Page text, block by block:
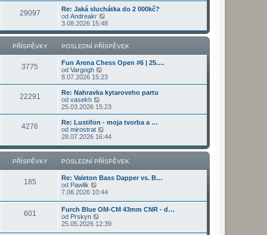
e
k
í
p
ř
í
s
ě
v
e
k
e
n
í
ř
í
s
ě
v
e
k
p
o
s
l
d
n
í
p
ř
í
s
p
ě
v
e
k
r
a
z
t
p
o
s
l
d
n
í
ř
í
s
p
ě
e
k
29097
Re: Jaká sluchátka do 2 000kč?
od Andreakr
o
b
r
a
t
o
s
l
d
n
í
ř
í
s
p
ě
e
3.08.2026 15:48
PŘÍSPĚVKY POSLEDNÍ PŘÍSPĚVEK
3775
Fun Arena Chess Open #6 | 25.…
od Vargogh
o
b
r
z
p
o
s
l
d
n
í
ř
p
v
8.07.2026 15:23
22291
Re: Nahravka kytaroveho partu
od vasekh
o
b
a
z
t
p
o
s
l
d
í
p
ř
í
25.03.2026 15:23
4276
Re: Lustifon - moja tvorba a …
od mirostrat
o
r
z
i
t
o
s
l
d
28.07.2026 16:44
PŘÍSPĚVKY POSLEDNÍ PŘÍSPĚVEK
185
Re: Valeton Bass Dapper vs. B…
od Pawlik
o
r
a
z
i
7.06.2026 10:44
601
Furch Blue OM-CM 43mm CNR - d…
od Prskyn
o
25.05.2026 12:39